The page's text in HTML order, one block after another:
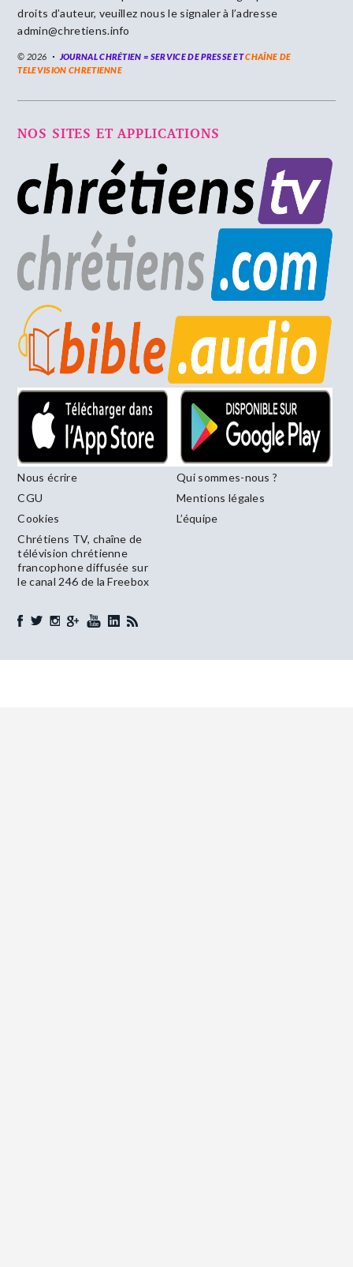
droits d’auteur, veuillez nous le signaler à l’adresse
admin@chretiens.info
© 2026 JOURNAL CHRÉTIEN = SERVICE DE PRESSE ETCHAÎNE DE
TELEVISION CHRETIENNE
NOS SITES ET APPLICATIONS
Nous écrire
Qui sommes-nous ?
CGU
Mentions légales
Cookies
L’équipe
Chrétiens TV, chaîne de
télévision chrétienne
francophone diffusée sur
le canal 246 de la Freebox